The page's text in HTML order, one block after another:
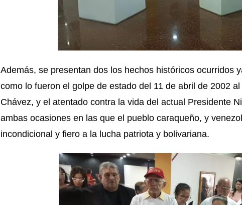
Además, se presentan dos los hechos históricos ocurridos
como lo fueron el golpe de estado del 11 de abril de 2002
Chávez, y el atentado contra la vida del actual Presidente
ambas ocasiones en las que el pueblo caraqueño, y
incondicional y fiero a la lucha patriota y bolivariana.